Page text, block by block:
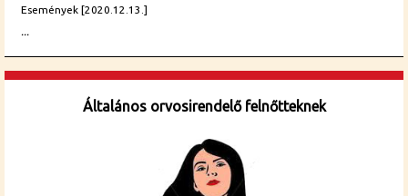
Események [2020.12.13.]
...
Általános orvosirendelő felnőtteknek